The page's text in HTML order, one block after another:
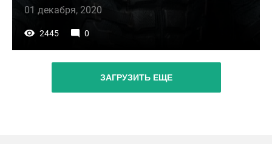
01 декабря, 2020
2445 0
ЗАГРУЗИТЬ ЕЩЕ